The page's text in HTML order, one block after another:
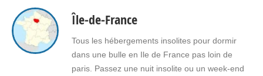
amoureux dans une bulle en Hauts-de-France.
Faites le choix d'un séjour insolite avec jacuzzi,
spa, sauna dans une bulle en Hauts-de-
France pour vous ou pour offrir un cadeau
insolite…
Île-de-France
Tous les hébergements insolites pour dormir
dans une bulle en Ile de France pas loin de
paris. Passez une nuit insolite ou un week-end